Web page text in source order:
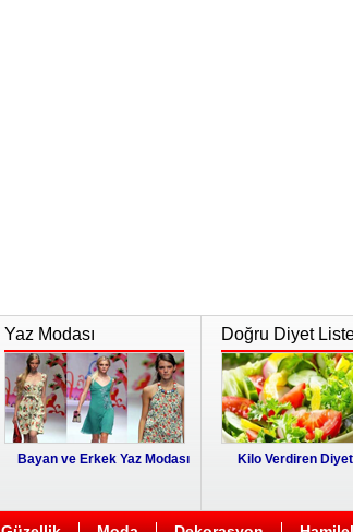
Yaz Modası
Bayan ve Erkek Yaz Modası
Doğru Diyet
Kilo Verdiren